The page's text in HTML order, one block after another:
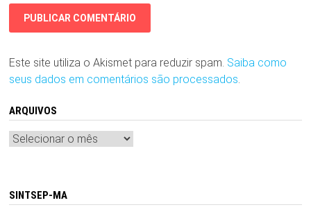
Este site utiliza o Akismet para reduzir spam. Saiba como
seus dados em comentários são processados
ARQUIVOS
Arquivos
SINTSEP-MA